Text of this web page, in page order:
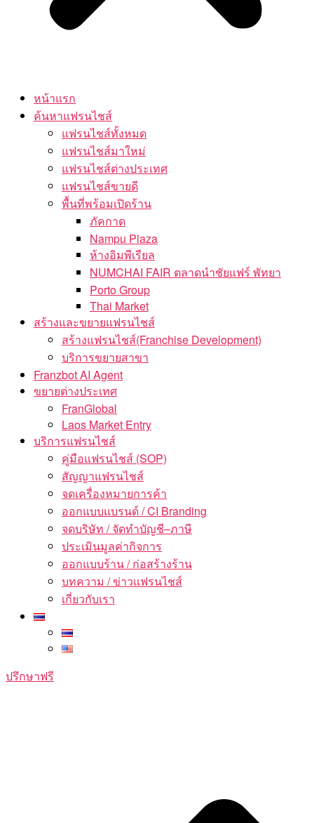
หน้าแรก
ค้นหาแฟรนไชส์
แฟรนไชส์ทั้งหมด
แฟรนไชส์มาใหม่
แฟรนไชส์ต่างประเทศ
แฟรนไชส์ขายดี
พื้นที่พร้อมเปิดร้าน
ภัคกาด
Nampu Plaza
ห้างอิมพีเรียล
NUMCHAI FAIR ตลาดนำชัยแฟร์ พัทยา
Porto Group
Thai Market
สร้างและขยายแฟรนไชส์
สร้างแฟรนไชส์(Franchise Development)
บริการขยายสาขา
Franzbot AI Agent
ขยายต่างประเทศ
FranGlobal
Laos Market Entry
บริการแฟรนไชส์
คู่มือแฟรนไชส์ (SOP)
สัญญาแฟรนไชส์
จดเครื่องหมายการค้า
ออกแบบแบรนด์ / CI Branding
จดบริษัท / จัดทำบัญชี–ภาษี
ประเมินมูลค่ากิจการ
ออกแบบร้าน / ก่อสร้างร้าน
บทความ / ข่าวแฟรนไชส์
เกี่ยวกับเรา
ปรึกษาฟรี